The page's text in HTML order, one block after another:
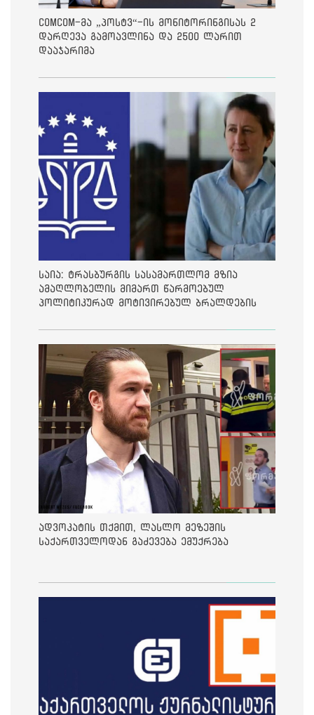
ComCom-მა „პოსტვ“-ის მონიტორინგისას 2
დარღევა გამოავლინა და 2500 ლარით
დააჯარიმა
საია: ტრასბურგის სასამართლომ მზია
ამაღლობელის მიმართ წარმოებულ
პოლიტიკურად მოტივირებულ ბრალდების
ადვოკატის თქმით, ლასლო მეზეშის
საქართველოდან გაძევება ემუქრება